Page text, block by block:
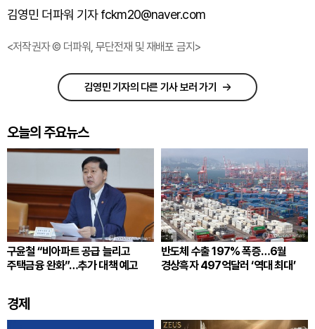
김영민 더파워 기자 fckm20@naver.com
<저작권자 © 더파워, 무단전재 및 재배포 금지>
김영민 기자의 다른 기사 보러 가기
오늘의 주요뉴스
구윤철 “비아파트 공급 늘리고
주택금융 완화”…추가 대책 예고
반도체 수출 197% 폭증…6월
경상흑자 497억달러 ‘역대 최대’
경제